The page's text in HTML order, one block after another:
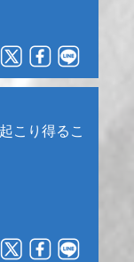
こり得るこ